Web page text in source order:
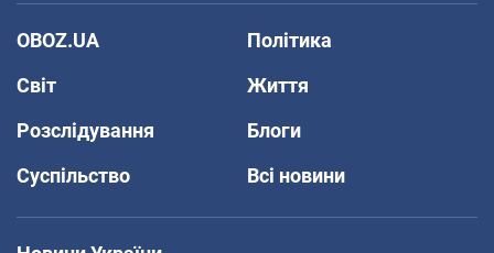
OBOZ.UA
Політика
Світ
Життя
Розслідування
Блоги
Суспільство
Всі новини